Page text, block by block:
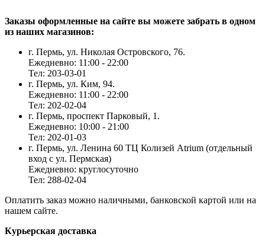
Заказы оформленные на сайте вы можете забрать в одном
из наших магазинов:
г. Пермь, ул. Николая Островского, 76.
Ежедневно: 11:00 - 22:00
Тел: 203-03-01
г. Пермь, ул. Ким, 94.
Ежедневно: 11:00 - 22:00
Тел: 202-02-04
г. Пермь, проспект Парковый, 1.
Ежедневно: 10:00 - 21:00
Тел: 202-01-03
г. Пермь, ул. Ленина 60 ТЦ Колизей Atrium (отдельный
вход с ул. Пермская)
Ежедневно: круглосуточно
Тел: 288-02-04
Оплатить заказ можно наличными, банковской картой или на
нашем сайте.
Курьерская доставка